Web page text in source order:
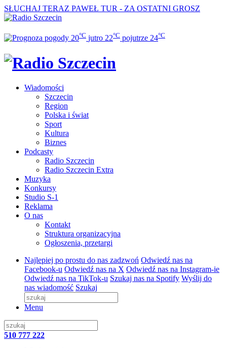
SŁUCHAJ TERAZ PAWEŁ TUR - ZA OSTATNI GROSZ
20°C jutro 22°C pojutrze 24°C
Wiadomości
Szczecin
Region
Polska i świat
Sport
Kultura
Biznes
Podcasty
Radio Szczecin
Radio Szczecin Extra
Muzyka
Konkursy
Studio S-1
Reklama
O nas
Kontakt
Struktura organizacyjna
Ogłoszenia, przetargi
Najlepiej po prostu do nas zadzwoń Odwiedź nas na
Facebook-u Odwiedź nas na X Odwiedź nas na Instagram-ie
Odwiedź nas na TikTok-u Szukaj nas na Spotify Wyślij do
nas wiadomość Szukaj
Menu
510 777 222